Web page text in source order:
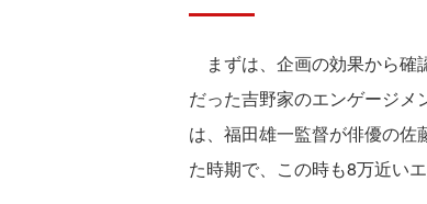
まずは、企画の効果から確
だった吉野家のエンゲージメ
は、福田雄一監督が俳優の
た時期で、この時も8万近い